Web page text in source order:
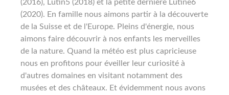
(2016), Lutin5 (2018) et la petite dernière Lutine6
(2020). En famille nous aimons partir à la découverte
de la Suisse et de l'Europe. Pleins d'énergie, nous
aimons faire découvrir à nos enfants les merveilles
de la nature. Quand la météo est plus capricieuse
nous en profitons pour éveiller leur curiosité à
d'autres domaines en visitant notamment des
musées et des châteaux. Et évidemment nous avons